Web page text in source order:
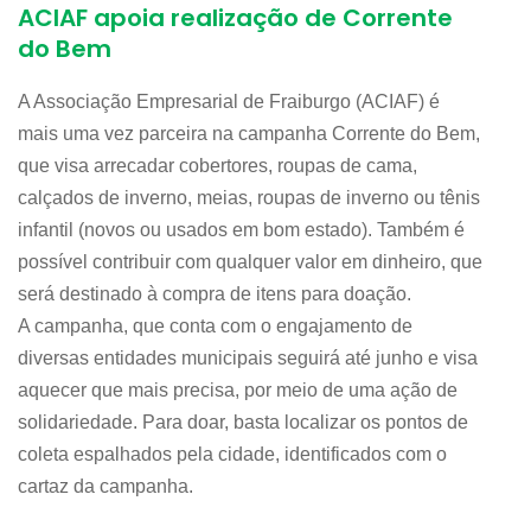
ACIAF apoia realização de Corrente
do Bem
A Associação Empresarial de Fraiburgo (ACIAF) é
mais uma vez parceira na campanha Corrente do Bem,
que visa arrecadar cobertores, roupas de cama,
calçados de inverno, meias, roupas de inverno ou tênis
infantil (novos ou usados em bom estado). Também é
possível contribuir com qualquer valor em dinheiro, que
será destinado à compra de itens para doação.
A campanha, que conta com o engajamento de
diversas entidades municipais seguirá até junho e visa
aquecer que mais precisa, por meio de uma ação de
solidariedade. Para doar, basta localizar os pontos de
coleta espalhados pela cidade, identificados com o
cartaz da campanha.